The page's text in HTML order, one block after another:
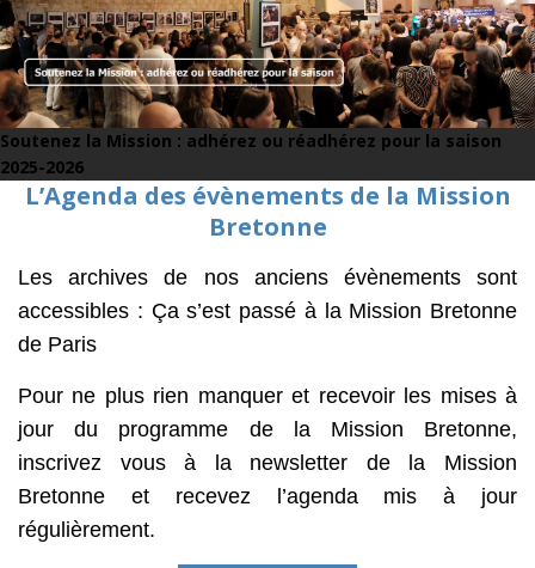
Soutenez la Mission : adhérez ou réadhérez pour la saison
2025-2026
L’Agenda des évènements de la Mission
Bretonne
Les archives de nos anciens évènements sont
accessibles : Ça s’est passé à la Mission Bretonne
de Paris
Pour ne plus rien manquer et recevoir les mises à
jour du programme de la Mission Bretonne,
inscrivez vous à la newsletter de la Mission
Bretonne et recevez l’agenda mis à jour
régulièrement.